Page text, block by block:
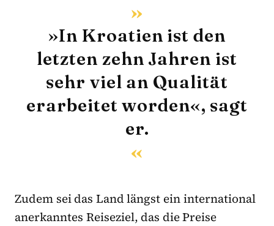
»In Kroatien ist den
letzten zehn Jahren ist
sehr viel an Qualität
erarbeitet worden«, sagt
er.
Zudem sei das Land längst ein international
anerkanntes Reiseziel, das die Preise